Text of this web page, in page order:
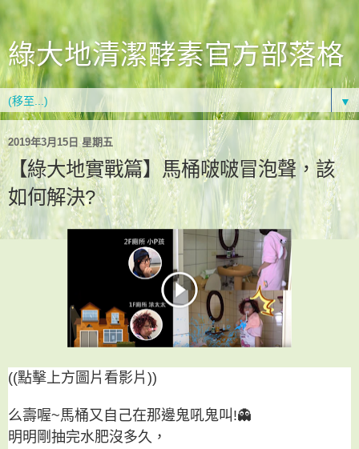
綠大地清潔酵素官方部落格
▼
2019年3月15日 星期五
【綠大地實戰篇】馬桶啵啵冒泡聲，該
如何解決?
((點擊上方圖片看影片))
么壽喔~馬桶又自己在那邊鬼吼鬼叫!👻
明明剛抽完水肥沒多久，